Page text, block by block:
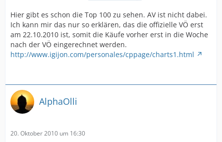
Hier gibt es schon die Top 100 zu sehen. AV ist nicht dabei.
Ich kann mir das nur so erklären, das die offizielle VÖ erst
am 22.10.2010 ist, somit die Käufe vorher erst in die Woche
nach der VÖ eingerechnet werden.
http://www.igijon.com/personales/cppage/charts1.html
AlphaOlli
20. Oktober 2010 um 16:30